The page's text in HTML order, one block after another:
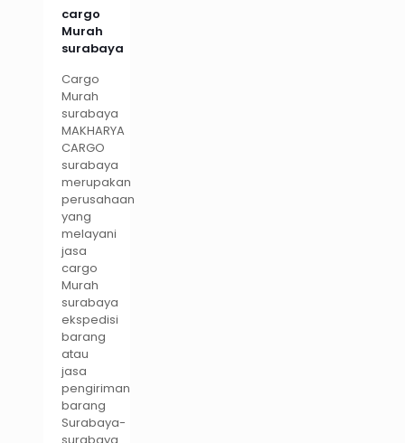
cargo
Murah
surabaya
Cargo
Murah
surabaya
MAKHARYA
CARGO
surabaya
merupakan
perusahaan
yang
melayani
jasa
cargo
Murah
surabaya
ekspedisi
barang
atau
jasa
pengiriman
barang
Surabaya-